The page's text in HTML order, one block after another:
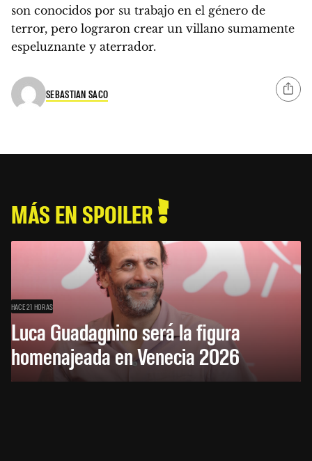
son conocidos por su trabajo en el género de
terror, pero lograron crear un villano sumamente
espeluznante y aterrador.
SEBASTIAN SACO
MÁS EN SPOILER
HACE 21 HORAS
Luca Guadagnino será la figura
homenajeada en Venecia 2026